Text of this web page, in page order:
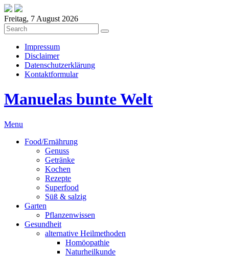
Freitag, 7 August 2026
Impressum
Disclaimer
Datenschutzerklärung
Kontaktformular
Manuelas bunte Welt
Menu
Food/Ernährung
Genuss
Getränke
Kochen
Rezepte
Superfood
Süß & salzig
Garten
Pflanzenwissen
Gesundheit
alternative Heilmethoden
Homöopathie
Naturheilkunde